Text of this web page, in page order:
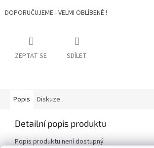
DOPORUČUJEME - VELMI OBLÍBENÉ !
ZEPTAT SE SDÍLET
Popis Diskuze
Detailní popis produktu
Popis produktu není dostupný